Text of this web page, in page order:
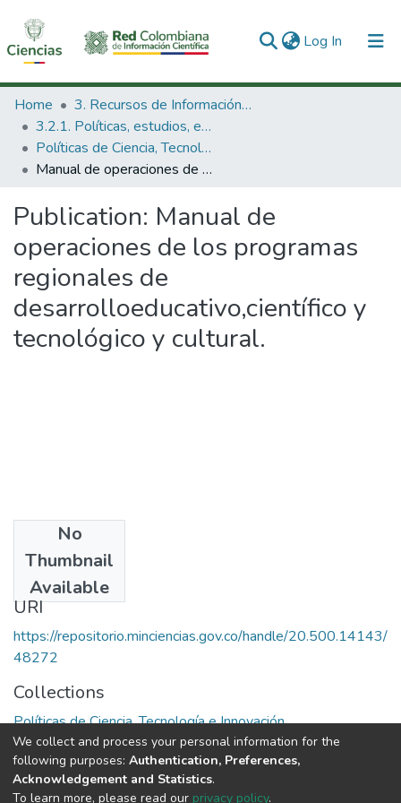
Log In (current)
Communities & Collections
All of DSpace
Statistics
Home
3. Recursos de Información Científica y Tecnológica
3.2.1. Políticas, estudios, evaluaciones e indicadores de CTeI
Políticas de Ciencia, Tecnología e Innovación
Manual de operaciones de los programas regionales de desarrolloeducativo,científico y tecnológico y cultural.
Publication: Manual de
operaciones de los programas
regionales de
desarrolloeducativo,científico y
tecnológico y cultural.
No
Thumbnail
Available
Publisher
OEA
URI
https://repositorio.minciencias.gov.co/handle/20.500.14143/
48272
Collections
Políticas de Ciencia, Tecnología e Innovación
Full item page
We collect and process your personal information for the
following purposes: Authentication, Preferences,
Acknowledgement and Statistics.
To learn more, please read our privacy policy.